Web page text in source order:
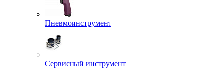
Пневмоинструмент
Сервисный инструмент